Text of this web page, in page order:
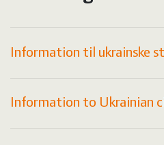
Information til ukrainske
Information to Ukrainian